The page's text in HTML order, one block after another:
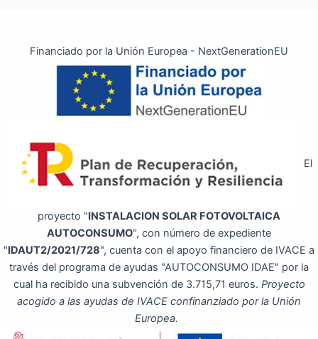
Financiado por la Unión Europea - NextGenerationEU
El
proyecto "INSTALACION SOLAR FOTOVOLTAICA
AUTOCONSUMO", con número de expediente
"IDAUT2/2021/728", cuenta con el apoyo financiero de IVACE a
través del programa de ayudas "AUTOCONSUMO IDAE" por la
cual ha recibido una subvención de 3.715,71 euros. Proyecto
acogido a las ayudas de IVACE confinanziado por la Unión
Europea.